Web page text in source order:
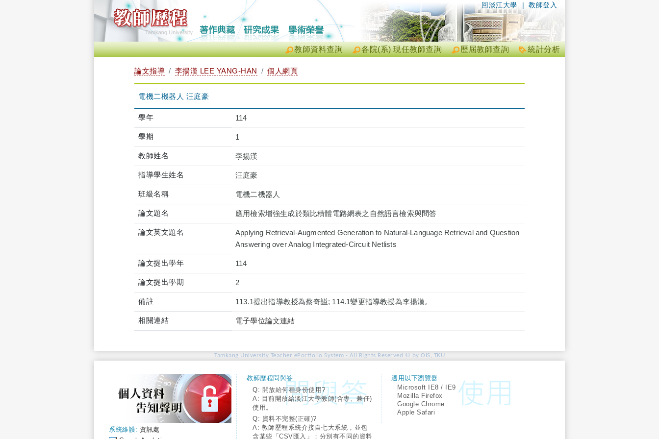
| 教師登入
回淡江大學
統計分析
歷屆教師查詢
各院(系) 現任教師查詢
教師資料查詢
論文指導 李揚漢 LEE YANG-HAN 個人網頁
電機二機器人 汪庭豪
學年 114
學期 1
教師姓名 李揚漢
指導學生姓名 汪庭豪
班級名稱 電機二機器人
論文題名 應用檢索增強生成於類比積體電路網表之自然語言檢索與問答
論文英文題名
Applying Retrieval-Augmented Generation to Natural-Language Retrieval and Question
Answering over Analog Integrated-Circuit Netlists
論文提出學年 114
論文提出學期 2
備註 113.1提出指導教授為蔡奇謚; 114.1變更指導教授為李揚漢。
相關連結 電子學位論文連結
Tamkang University Teacher ePortfolio System - All Rights Reserved © by OIS, TKU
系統維護: 資訊處
教師歷程問與答:
Q: 開放給何種身份使用?
A: 目前開放給淡江大學教師(含專、兼任)
使用。
Q: 資料不完整(正確)?
A: 教師歷程系統介接自七大系統，並包
含某些「CSV匯入」；分別有不同的資料
適用以下瀏覽器:
Microsoft IE8 / IE9
Mozilla Firefox
Google Chrome
Apple Safari